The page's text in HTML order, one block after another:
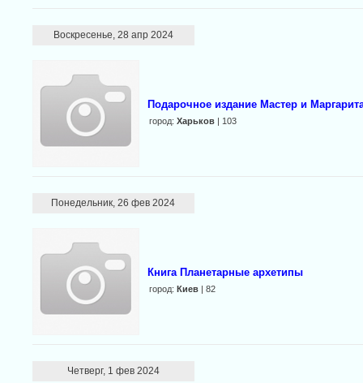
Воскресенье, 28 апр 2024
Подарочное издание Мастер и
город: Харьков | 103
Понедельник, 26 фев 2024
Книга Планетарные архетипы
город: Киев | 82
Четверг, 1 фев 2024